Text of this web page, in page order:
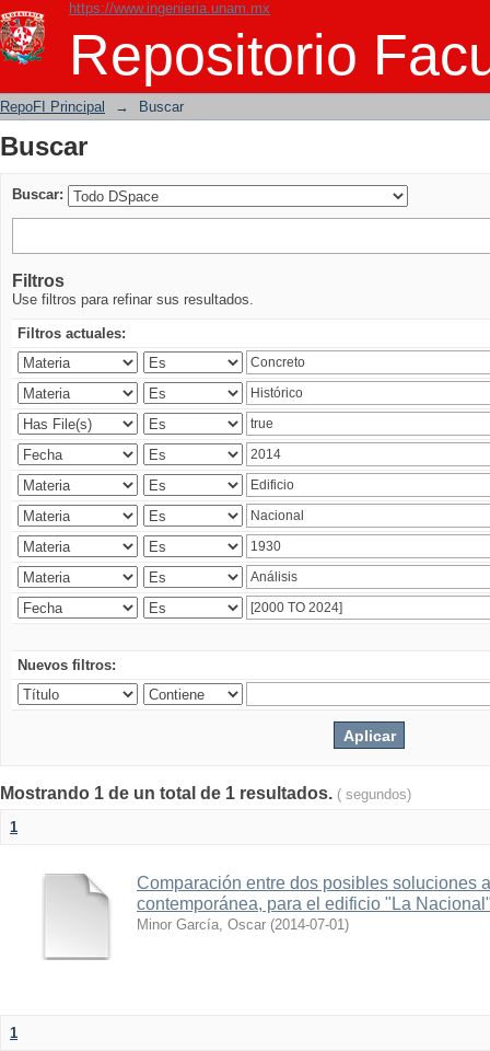
https://www.ingenieria.unam.mx
Repositorio
Buscar
RepoFI Principal → Buscar
Buscar
Buscar:
Filtros
Use filtros para refinar sus resultados.
Filtros actuales:
Nuevos filtros:
Mostrando 1 de un total de 1 resultados. ( segundos)
1
Comparación entre dos posibles soluciones
contemporánea, para el edificio "La
Minor García, Oscar (2014-07-01)
1